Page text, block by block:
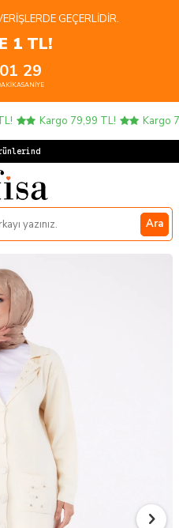
GEÇERLIDIR.
1 TL!
01 29
SANIYE
Kargo 79,99 TL! Kargo
Ara